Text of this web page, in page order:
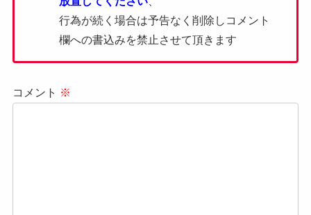
行為が続く場合は予告なく削除しコメント
欄への書込みを禁止させて頂きます
コメント ※